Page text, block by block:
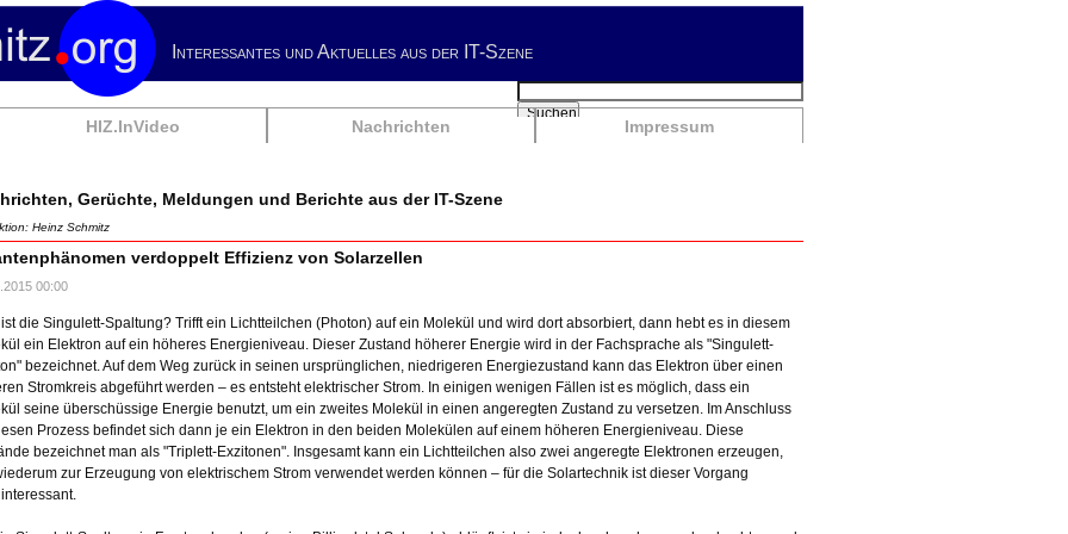
Interessantes und Aktuelles aus der IT-Szene
HIZ.InVideo Nachrichten Impressum
Suchbegriffe
Suchen
Gerüchte, Meldungen und Berichte aus der IT-Szene
Heinz Schmitz
verdoppelt Effizienz von Solarzellen
00:00
die Singulett-Spaltung? Trifft ein Lichtteilchen (Photon) auf ein Molekül und wird dort absorbiert, dann hebt es in diesem
ein Elektron auf ein höheres Energieniveau. Dieser Zustand höherer Energie wird in der Fachsprache als "Singulett-
bezeichnet. Auf dem Weg zurück in seinen ursprünglichen, niedrigeren Energiezustand kann das Elektron über einen
Stromkreis abgeführt werden – es entsteht elektrischer Strom. In einigen wenigen Fällen ist es möglich, dass ein
seine überschüssige Energie benutzt, um ein zweites Molekül in einen angeregten Zustand zu versetzen. Im Anschluss
Prozess befindet sich dann je ein Elektron in den beiden Molekülen auf einem höheren Energieniveau. Diese
bezeichnet man als "Triplett-Exzitonen". Insgesamt kann ein Lichtteilchen also zwei angeregte Elektronen erzeugen,
zur Erzeugung von elektrischem Strom verwendet werden können – für die Solartechnik ist dieser Vorgang